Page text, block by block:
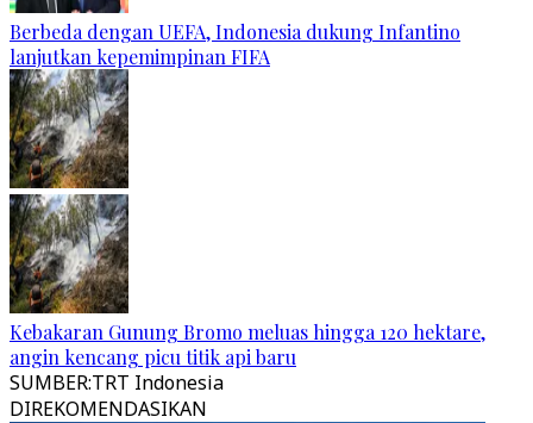
Berbeda dengan UEFA, Indonesia dukung Infantino
lanjutkan kepemimpinan FIFA
Kebakaran Gunung Bromo meluas hingga 120 hektare,
angin kencang picu titik api baru
SUMBER:TRT Indonesia
DIREKOMENDASIKAN